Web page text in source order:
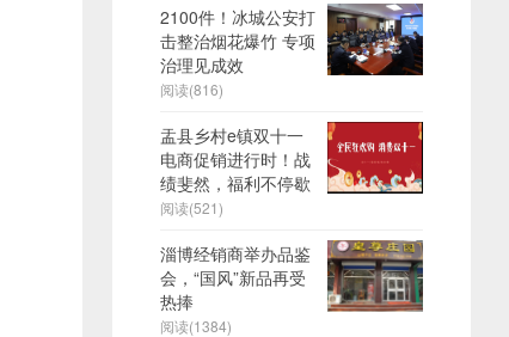
2100件！冰城公安打
击整治烟花爆竹 专项
治理见成效
阅读(816)
盂县乡村e镇双十一
电商促销进行时！战
绩斐然，福利不停歇
阅读(521)
淄博经销商举办品鉴
会，“国风”新品再受
热捧
阅读(1384)